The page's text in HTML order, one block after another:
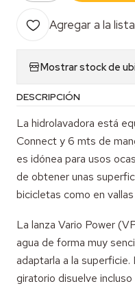
Agregar a la
Mostrar stock de
DESCRIPCIÓN
La hidrolavadora está
Connect y 6 mts de
es idónea para usos
de obtener unas
bicicletas como en
La lanza Vario Power
agua de forma muy
adaptarla a la
giratorio disuelve